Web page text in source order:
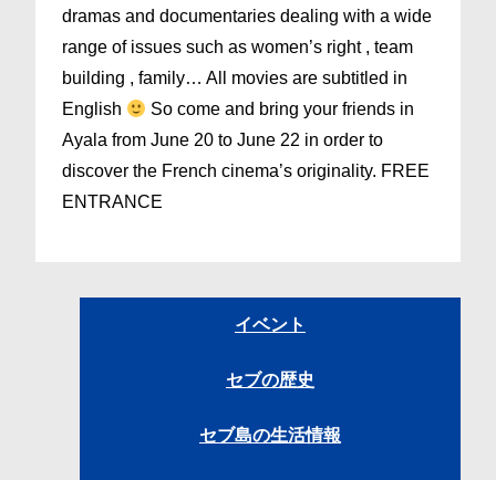
dramas and documentaries dealing with a wide
range of issues such as women’s right , team
building , family… All movies are subtitled in
English
So come and bring your friends in
Ayala from June 20 to June 22 in order to
discover the French cinema’s originality. FREE
ENTRANCE
イベント
セブの歴史
セブ島の生活情報